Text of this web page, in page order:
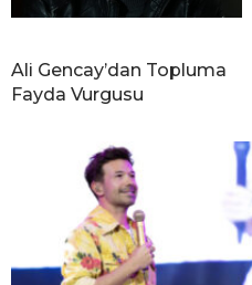
Ali Gencay’dan Topluma
Fayda Vurgusu